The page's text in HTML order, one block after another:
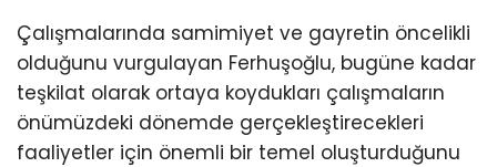
Çalışmalarında samimiyet ve gayretin öncelikli
olduğunu vurgulayan Ferhuşoğlu, bugüne kadar
teşkilat olarak ortaya koydukları çalışmaların
önümüzdeki dönemde gerçekleştirecekleri
faaliyetler için önemli bir temel oluşturduğunu